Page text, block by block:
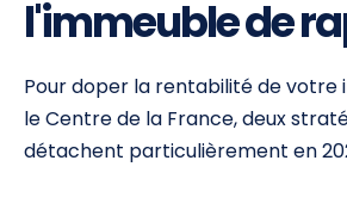
l'immeuble de
Pour doper la rentabilité de votre
le Centre de la France, deux
détachent particulièrement en